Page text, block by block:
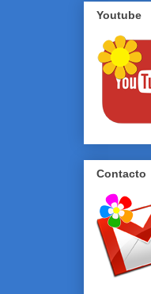
Youtube
Contacto